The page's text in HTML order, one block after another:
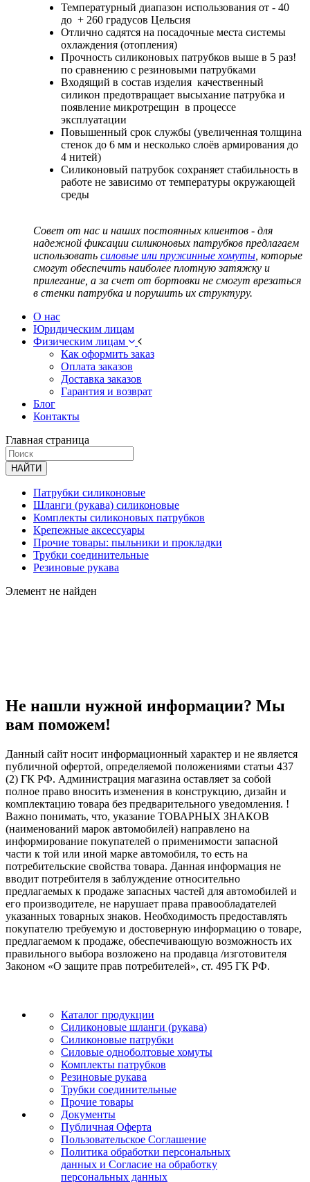
Температурный диапазон использования от - 40
до + 260 градусов Цельсия
Отлично садятся на посадочные места системы
охлаждения (отопления)
Прочность силиконовых патрубков выше в 5 раз!
по сравнению с резиновыми патрубками
Входящий в состав изделия качественный
силикон предотвращает высыхание патрубка и
появление микротрещин в процессе
эксплуатации
Повышенный срок службы (увеличенная толщина
стенок до 6 мм и несколько слоёв армирования до
4 нитей)
Силиконовый патрубок сохраняет стабильность в
работе не зависимо от температуры окружающей
среды
Совет от нас и наших постоянных клиентов - для
надежной фиксации силиконовых патрубков предлагаем
использовать силовые или пружинные хомуты , которые
смогут обеспечить наиболее плотную затяжку и
прилегание, а за счет от бортовки не смогут врезаться
в стенки патрубка и порушить их структуру.
О нас
Юридическим лицам
Физическим лицам
Как оформить заказ
Оплата заказов
Доставка заказов
Гарантия и возврат
Блог
Контакты
Главная страница
НАЙТИ
Патрубки силиконовые
Шланги (рукава) силиконовые
Комплекты силиконовых патрубков
Крепежные аксессуары
Прочие товары: пыльники и прокладки
Трубки соединительные
Резиновые рукава
Элемент не найден
Не нашли нужной информации? Мы
вам поможем!
Данный сайт носит информационный характер и не является
публичной офертой, определяемой положениями статьи 437
(2) ГК РФ. Администрация магазина оставляет за собой
полное право вносить изменения в конструкцию, дизайн и
комплектацию товара без предварительного уведомления. !
Важно понимать, что, указание ТОВАРНЫХ ЗНАКОВ
(наименований марок автомобилей) направлено на
информирование покупателей о применимости запасной
части к той или иной марке автомобиля, то есть на
потребительские свойства товара. Данная информация не
вводит потребителя в заблуждение относительно
предлагаемых к продаже запасных частей для автомобилей и
его производителе, не нарушает права правообладателей
указанных товарных знаков. Необходимость предоставлять
покупателю требуемую и достоверную информацию о товаре,
предлагаемом к продаже, обеспечивающую возможность их
правильного выбора возложено на продавца /изготовителя
Законом «О защите прав потребителей», ст. 495 ГК РФ.
Каталог продукции
Силиконовые шланги (рукава)
Силиконовые патрубки
Силовые одноболтовые хомуты
Комплекты патрубков
Резиновые рукава
Трубки соединительные
Прочие товары
Документы
Публичная Оферта
Пользовательское Соглашение
Политика обработки персональных
данных и Согласие на обработку
персональных данных